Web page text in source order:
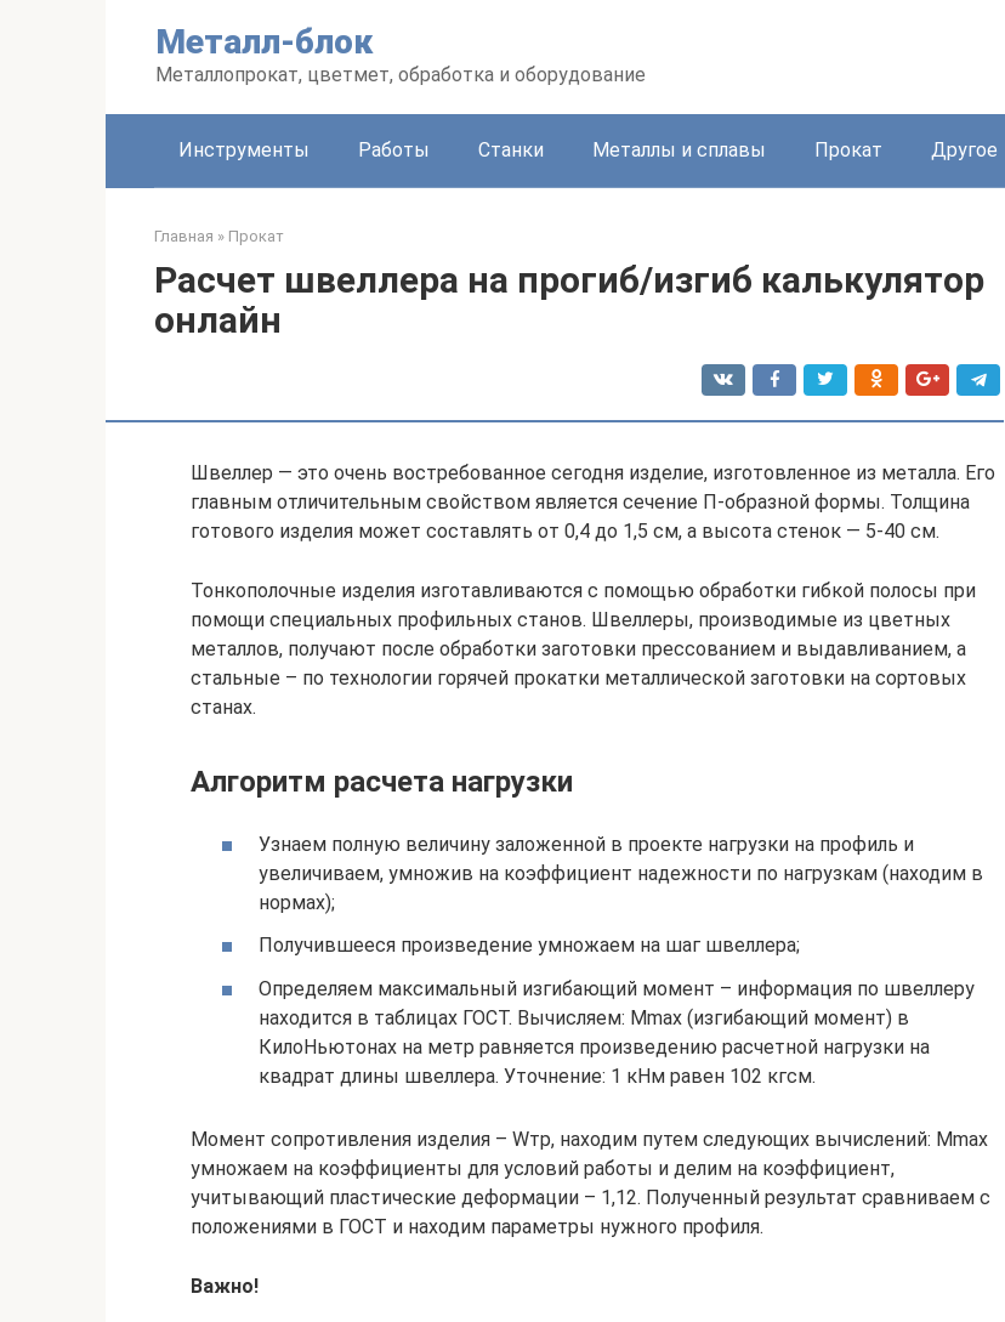
Металл-блок
Металлопрокат, цветмет, обработка и оборудование
Инструменты Работы Станки Металлы и сплавы Прокат Другое
Главная » Прокат
Расчет швеллера на прогиб/изгиб калькулятор
онлайн
Швеллер — это очень востребованное сегодня изделие, изготовленное из металла. Его
главным отличительным свойством является сечение П-образной формы. Толщина
готового изделия может составлять от 0,4 до 1,5 см, а высота стенок — 5-40 см.
Тонкополочные изделия изготавливаются с помощью обработки гибкой полосы при
помощи специальных профильных станов. Швеллеры, производимые из цветных
металлов, получают после обработки заготовки прессованием и выдавливанием, а
стальные – по технологии горячей прокатки металлической заготовки на сортовых
станах.
Алгоритм расчета нагрузки
Узнаем полную величину заложенной в проекте нагрузки на профиль и
увеличиваем, умножив на коэффициент надежности по нагрузкам (находим в
нормах);
Получившееся произведение умножаем на шаг швеллера;
Определяем максимальный изгибающий момент – информация по швеллеру
находится в таблицах ГОСТ. Вычисляем: Мmax (изгибающий момент) в
КилоНьютонах на метр равняется произведению расчетной нагрузки на
квадрат длины швеллера. Уточнение: 1 кНм равен 102 кгсм.
Момент сопротивления изделия – Wтр, находим путем следующих вычислений: Мmax
умножаем на коэффициенты для условий работы и делим на коэффициент,
учитывающий пластические деформации – 1,12. Полученный результат сравниваем с
положениями в ГОСТ и находим параметры нужного профиля.
Важно!